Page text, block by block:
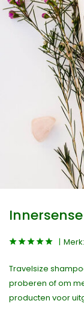
Merk:
Travelsize
proberen of om
producten voor